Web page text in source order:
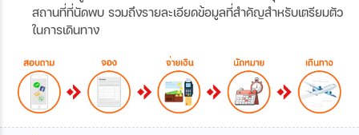
สถานที่ที่นัดพบ รวมถึงรายละเอียดข้อมูลที่สำคัญสำหรับเตรียมตัว
ในการเดินทาง